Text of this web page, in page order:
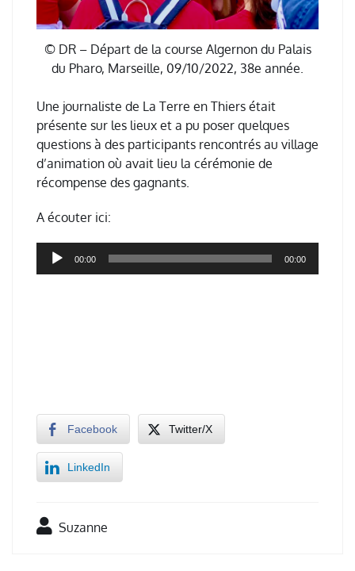
© DR – Départ de la course Algernon du Palais
du Pharo, Marseille, 09/10/2022, 38e année.
Une journaliste de La Terre en Thiers était
présente sur les lieux et a pu poser quelques
questions à des participants rencontrés au village
d’animation où avait lieu la cérémonie de
récompense des gagnants.
A écouter ici:
Lecteur 00:00 00:00
Facebook Twitter/X
LinkedIn
Suzanne